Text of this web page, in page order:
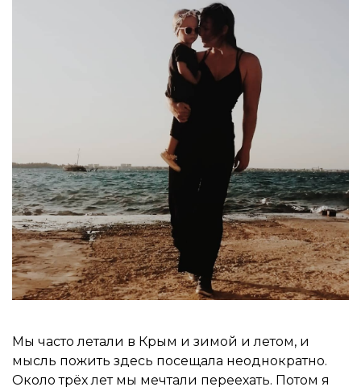
Мы часто летали в Крым и зимой и летом, и
мысль пожить здесь посещала неоднократно.
Около трёх лет мы мечтали переехать. Потом я